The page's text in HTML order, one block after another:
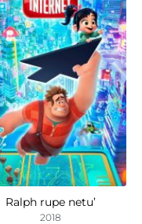
Ralph rupe netu’
2018